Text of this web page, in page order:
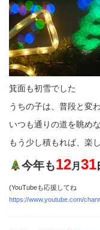
箕面も初雪でした
うちの子は、普段と変
いつも通りの道を眺め
もう少し積もれば、楽
今年も12月31
(YouTubeも応援してね
https://www.youtube.com/